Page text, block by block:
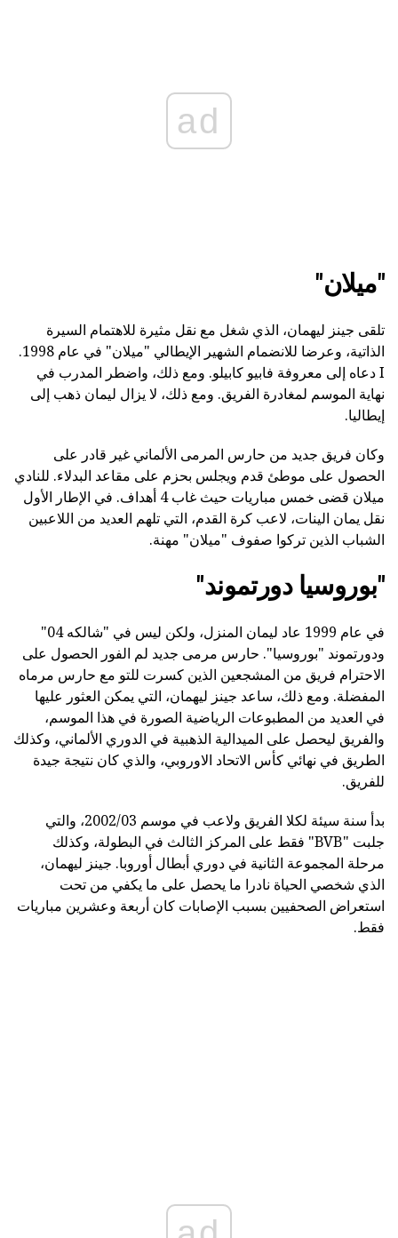
ad
"ميلان"
تلقى جينز ليهمان، الذي شغل مع نقل مثيرة للاهتمام السيرة
الذاتية، وعرضا للانضمام الشهير الإيطالي "ميلان" في عام 1998.
I دعاه إلى معروفة فابيو كابيلو. ومع ذلك، واضطر المدرب في
نهاية الموسم لمغادرة الفريق. ومع ذلك، لا يزال ليمان ذهب إلى
إيطاليا.
وكان فريق جديد من حارس المرمى الألماني غير قادر على
الحصول على موطئ قدم ويجلس بحزم على مقاعد البدلاء. للنادي
ميلان قضى خمس مباريات حيث غاب 4 أهداف. في الإطار الأول
نقل يمان الينات، لاعب كرة القدم، التي تلهم العديد من اللاعبين
الشباب الذين تركوا صفوف "ميلان" مهنة.
"بوروسيا دورتموند"
في عام 1999 عاد ليمان المنزل، ولكن ليس في "شالكه 04"
ودورتموند "بوروسيا". حارس مرمى جديد لم الفور الحصول على
الاحترام فريق من المشجعين الذين كسرت للتو مع حارس مرماه
المفضلة. ومع ذلك، ساعد جينز ليهمان، التي يمكن العثور عليها
في العديد من المطبوعات الرياضية الصورة في هذا الموسم،
والفريق ليحصل على الميدالية الذهبية في الدوري الألماني، وكذلك
الطريق في نهائي كأس الاتحاد الاوروبي، والذي كان نتيجة جيدة
للفريق.
بدأ سنة سيئة لكلا الفريق ولاعب في موسم 2002/03، والتي
جلبت "BVB" فقط على المركز الثالث في البطولة، وكذلك
مرحلة المجموعة الثانية في دوري أبطال أوروبا. جينز ليهمان،
الذي شخصي الحياة نادرا ما يحصل على ما يكفي من تحت
استعراض الصحفيين بسبب الإصابات كان أربعة وعشرين مباريات
فقط.